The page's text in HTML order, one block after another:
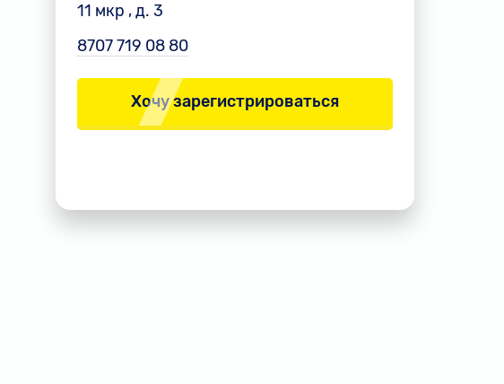
11 мкр , д. 3
8707 719 08 80
Хочу зарегистрироваться